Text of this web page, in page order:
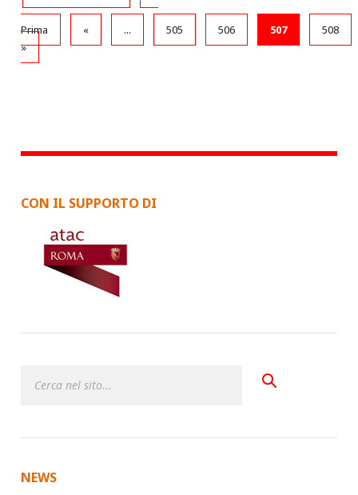
Prima « ... 505 506 507
508
»
CON IL SUPPORTO DI
NEWS